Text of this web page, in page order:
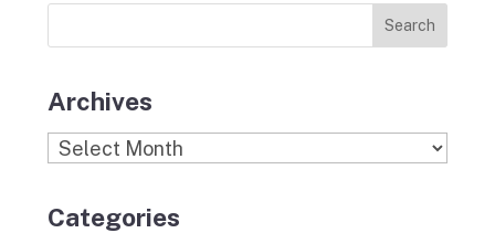
m
News
Stories
Archives
Archives
Categories